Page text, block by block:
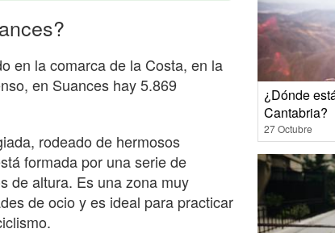
en la comarca de la Costa, en la
en Suances hay 5.869
rodeado de hermosos
formada por una serie de
de altura. Es una zona muy
de ocio y es ideal para practicar
¿Dónde
Cantabria?
27 Octubre